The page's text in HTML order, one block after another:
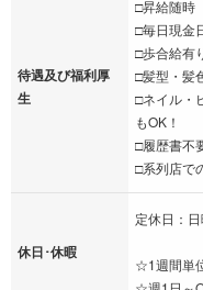
待遇及び福利厚
生
□昇給随時
□毎日現金
□歩合給有
□髪型・髪
□ネイル・
もOK！
□履歴書不
□系列店で
休日･休暇
定休日：日
☆1週間単